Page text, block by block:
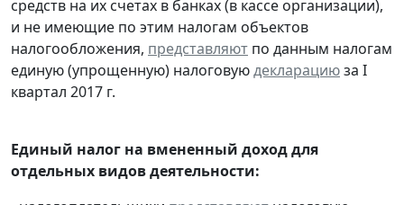
средств на их счетах в банках (в кассе организации),
и не имеющие по этим налогам объектов
налогообложения, представляют по данным налогам
единую (упрощенную) налоговуюдекларациюза I
квартал 2017 г.
Единый налог на вмененный доход для
отдельных видов деятельности: